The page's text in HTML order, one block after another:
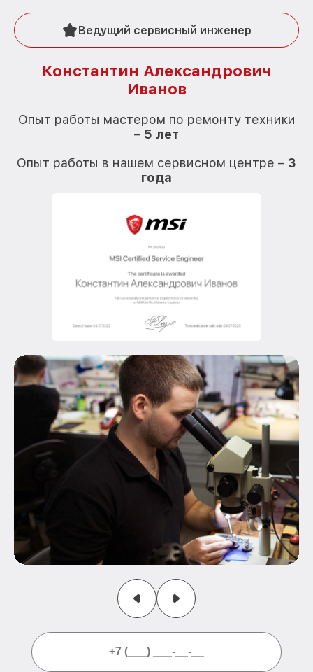
Ведущий сервисный инженер
Константин Александрович
Иванов
Опыт работы мастером по ремонту техники
– 5 лет
Опыт работы в нашем сервисном центре – 3
года